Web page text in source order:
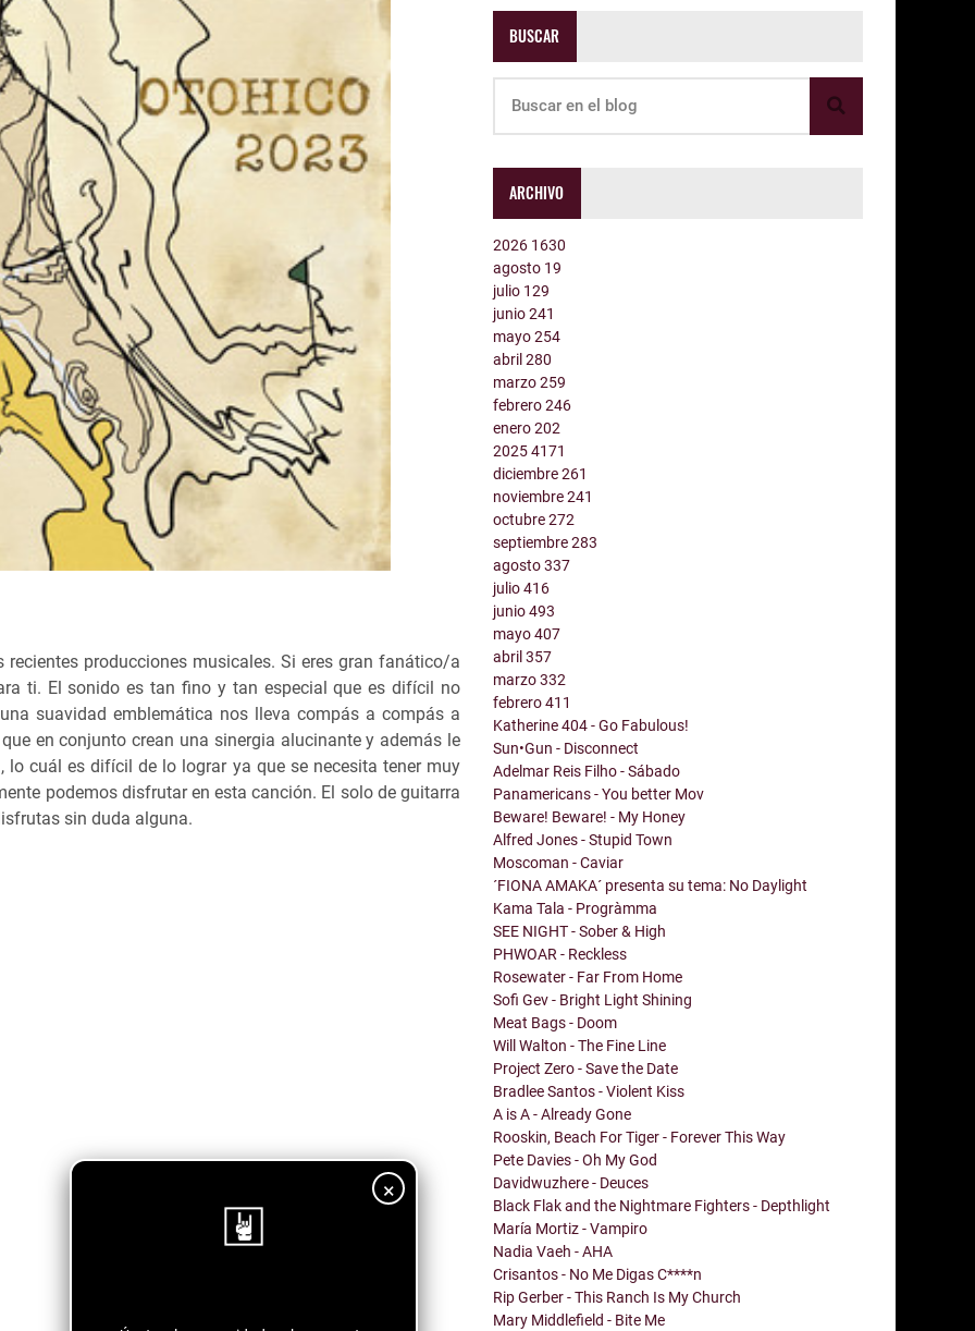
×
recientes producciones musicales. Si eres gran fanático/a
ti. El sonido es tan fino y tan especial que es difícil no
suavidad emblemática nos lleva compás a compás a
en conjunto crean una sinergia alucinante y además le
cuál es difícil de lo lograr ya que se necesita tener muy
podemos disfrutar en esta canción. El solo de guitarra
sin duda alguna.
BUSCAR
ARCHIVO
2026 1630
agosto 19
julio 129
junio241
mayo254
abril280
marzo259
febrero246
enero202
20254171
diciembre261
noviembre241
octubre272
septiembre283
agosto337
julio416
junio493
mayo407
abril357
marzo332
febrero411
Katherine 404 - Go Fabulous!
Sun•Gun - Disconnect
Adelmar Reis Filho - Sábado
Panamericans - You better Mov
Beware! Beware! - My Honey
Alfred Jones - Stupid Town
Moscoman - Caviar
´FIONA AMAKA´ presenta su tema: No Daylight
Kama Tala - Progràmma
SEE NIGHT - Sober & High
PHWOAR - Reckless
Rosewater - Far From Home
Sofi Gev - Bright Light Shining
Meat Bags - Doom
Will Walton - The Fine Line
Project Zero - Save the Date
Bradlee Santos - Violent Kiss
A is A - Already Gone
Rooskin, Beach For Tiger - Forever This Way
Pete Davies - Oh My God
Davidwuzhere - Deuces
Black Flak and the Nightmare Fighters - Depthlight
María Mortiz - Vampiro
Nadia Vaeh - AHA
Crisantos - No Me Digas C****n
Rip Gerber - This Ranch Is My Church
Mary Middlefield - Bite Me